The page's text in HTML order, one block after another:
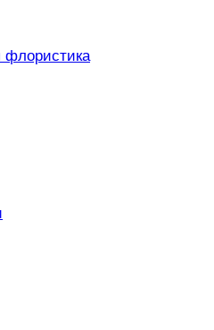
флористика